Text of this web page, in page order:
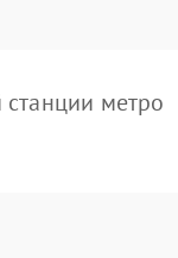
метро